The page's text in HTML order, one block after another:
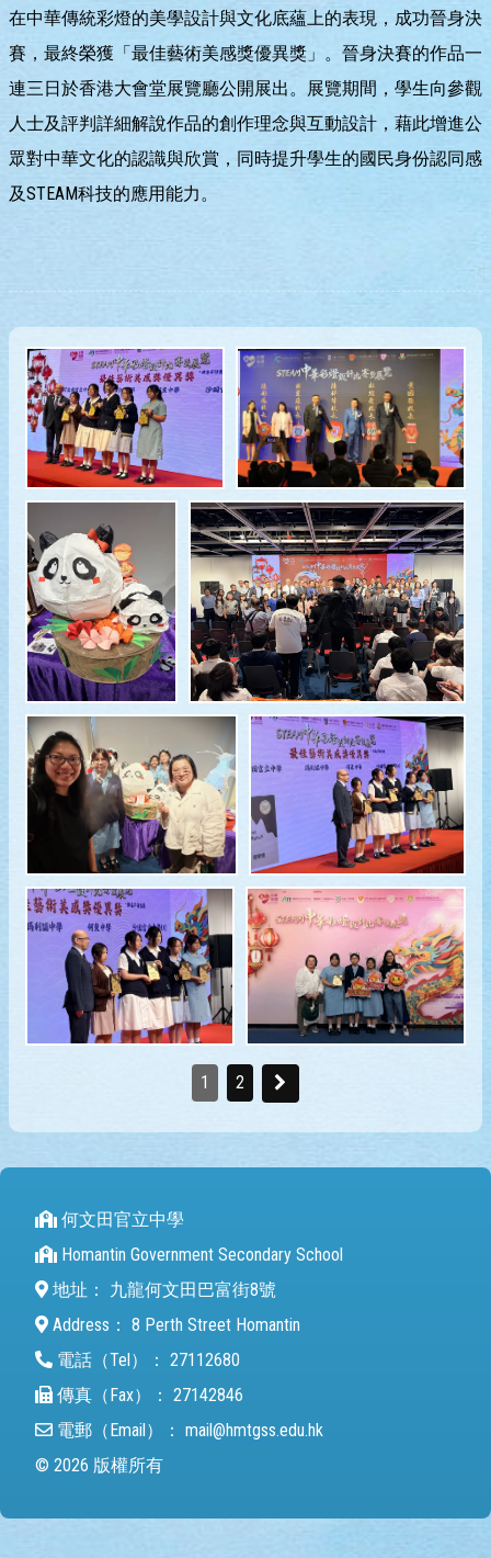
在中華傳統彩燈的美學設計與文化底蘊上的表現，成功晉身決
賽，最終榮獲「最佳藝術美感獎優異獎」。晉身決賽的作品一
連三日於香港大會堂展覽廳公開展出。展覽期間，學生向參觀
人士及評判詳細解說作品的創作理念與互動設計，藉此增進公
眾對中華文化的認識與欣賞，同時提升學生的國民身份認同感
及STEAM科技的應用能力。
1 2
何文田官立中學
Homantin Government Secondary School
地址：
九龍何文田巴富街8號
Address： 8 Perth Street Homantin
電話（Tel）： 27112680
傳真（Fax）： 27142846
電郵（Email）： mail@hmtgss.edu.hk
© 2026 版權所有